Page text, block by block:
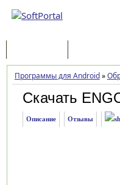
Программы для Android»
Скачать
Описание Отзывы